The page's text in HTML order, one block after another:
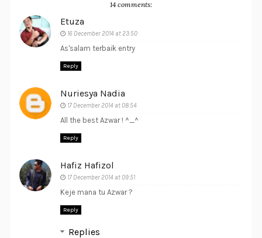
14 comments:
Etuza
16 December 2014 at 23:50
As'salam terbaik entry
Reply
Nuriesya Nadia
17 December 2014 at 08:54
All the best Azwar ! ^_^
Reply
Hafiz Hafizol
17 December 2014 at 09:51
Keje mana tu Azwar ?
Reply
Replies